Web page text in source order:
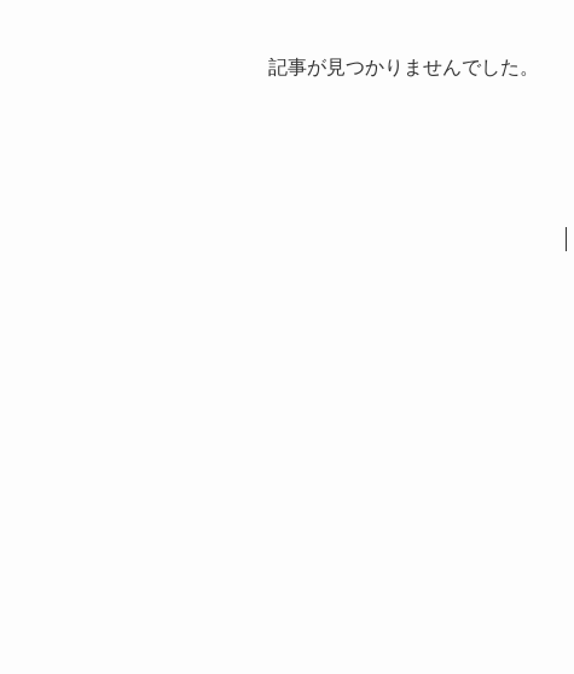
記事が見つかりませんでした。